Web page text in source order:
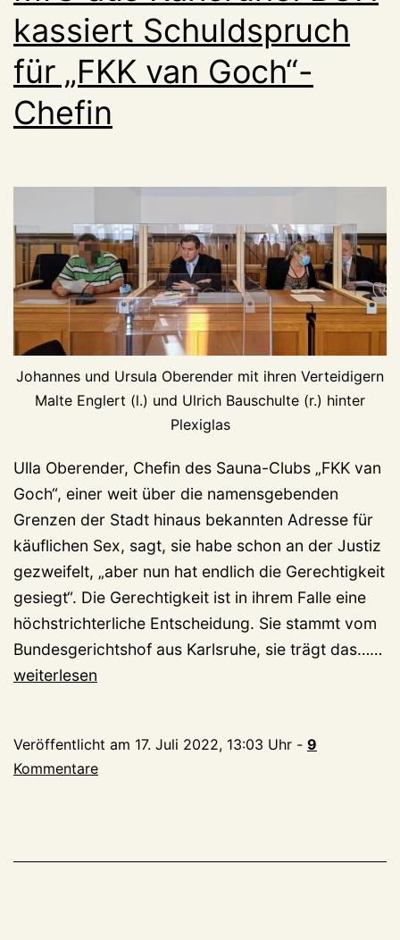
kassiert Schuldspruch
für „FKK van Goch“-
Chefin
Johannes und Ursula Oberender mit ihren Verteidigern
Malte Englert (l.) und Ulrich Bauschulte (r.) hinter
Plexiglas
Ulla Oberender, Chefin des Sauna-Clubs „FKK van
Goch“, einer weit über die namensgebenden
Grenzen der Stadt hinaus bekannten Adresse für
käuflichen Sex, sagt, sie habe schon an der Justiz
gezweifelt, „aber nun hat endlich die Gerechtigkeit
gesiegt“. Die Gerechtigkeit ist in ihrem Falle eine
höchstrichterliche Entscheidung. Sie stammt vom
Bundesgerichtshof aus Karlsruhe, sie trägt das……
weiterlesen
Veröffentlicht am 17. Juli 2022, 13:03 Uhr - 9
Kommentare